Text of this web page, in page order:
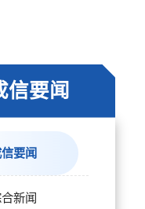
信要闻
要闻
新闻